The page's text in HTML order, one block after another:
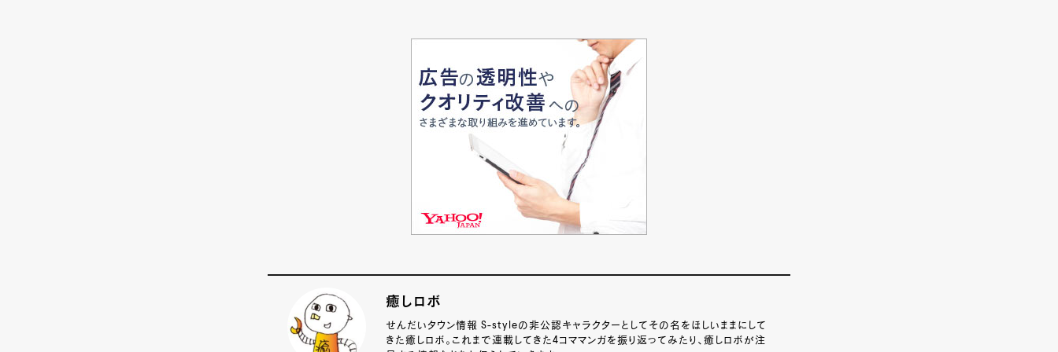
癒しロボ
せんだいタウン情報 S-styleの非公認キャラクターとしてその名をほしいままにして
きた癒しロボ。これまで連載してきた4コママンガを振り返ってみたり、癒しロボが注